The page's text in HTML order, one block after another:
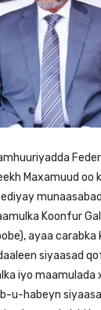
Maxamuud oo
Koonfur
ayaa
siyaasad
iyo maamulada
u-habeyn